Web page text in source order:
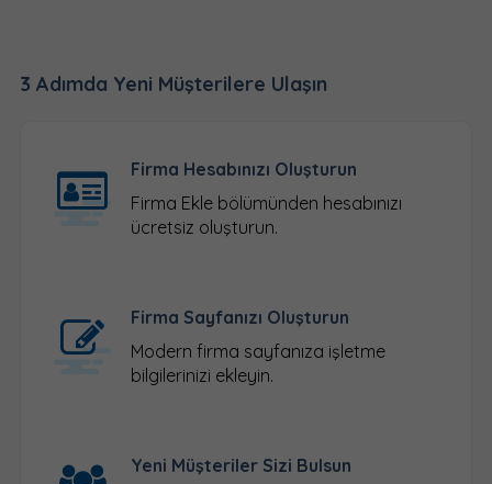
3 Adımda Yeni Müşterilere Ulaşın
Firma Hesabınızı Oluşturun
Firma Eklebölümünden hesabınızı
ücretsiz oluşturun.
Firma Sayfanızı Oluşturun
Modern firma sayfanıza işletme
bilgilerinizi ekleyin.
Yeni Müşteriler Sizi Bulsun